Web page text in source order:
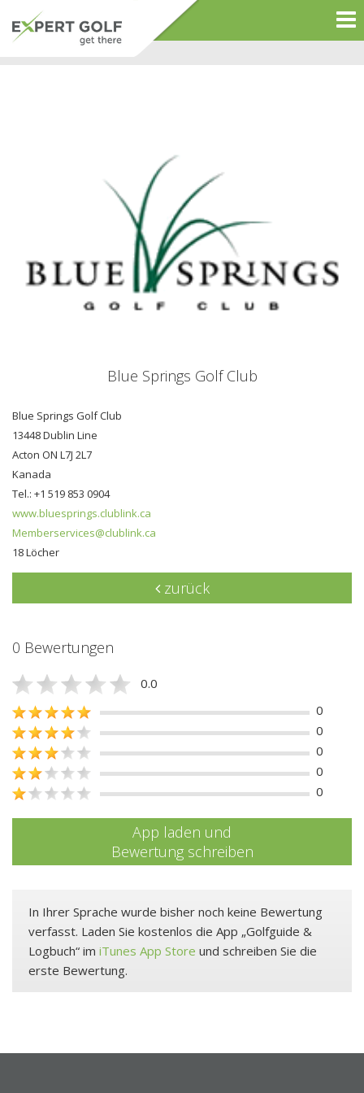
Blue Springs Golf Club
Blue Springs Golf Club
13448 Dublin Line
Acton ON L7J 2L7
Kanada
Tel.: +1 519 853 0904
www.bluesprings.clublink.ca
Memberservices@clublink.ca
18 Löcher
zurück
0 Bewertungen
0.0
0
0
0
0
0
App laden und
Bewertung schreiben
In Ihrer Sprache wurde bisher noch keine Bewertung
verfasst. Laden Sie kostenlos die App „Golfguide &
Logbuch“ im iTunes App Store und schreiben Sie die
erste Bewertung.